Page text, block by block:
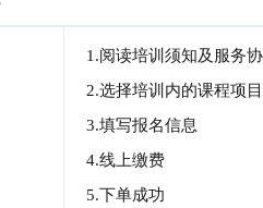
1.阅读培训须知及服务
2.选择培训内的课程项目
3.填写报名信息
4.线上缴费
5.下单成功